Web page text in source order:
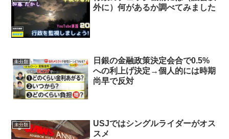
外に）何があるか調べてみました
未分類
日銀の金融政策決定会合で0.5%
への利上げ決定→個人的には時期
尚早で反対
未分類
USJではシングルライダーがオス
スメ